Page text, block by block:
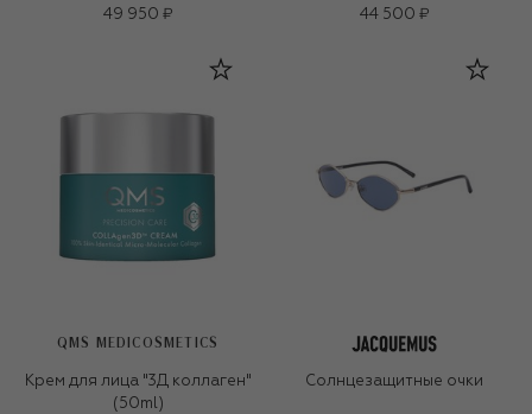
49 950 ₽
44 500 ₽
QMS MEDICOSMETICS
Крем для лица "3Д коллаген"
(50ml)
Солнцезащитные очки